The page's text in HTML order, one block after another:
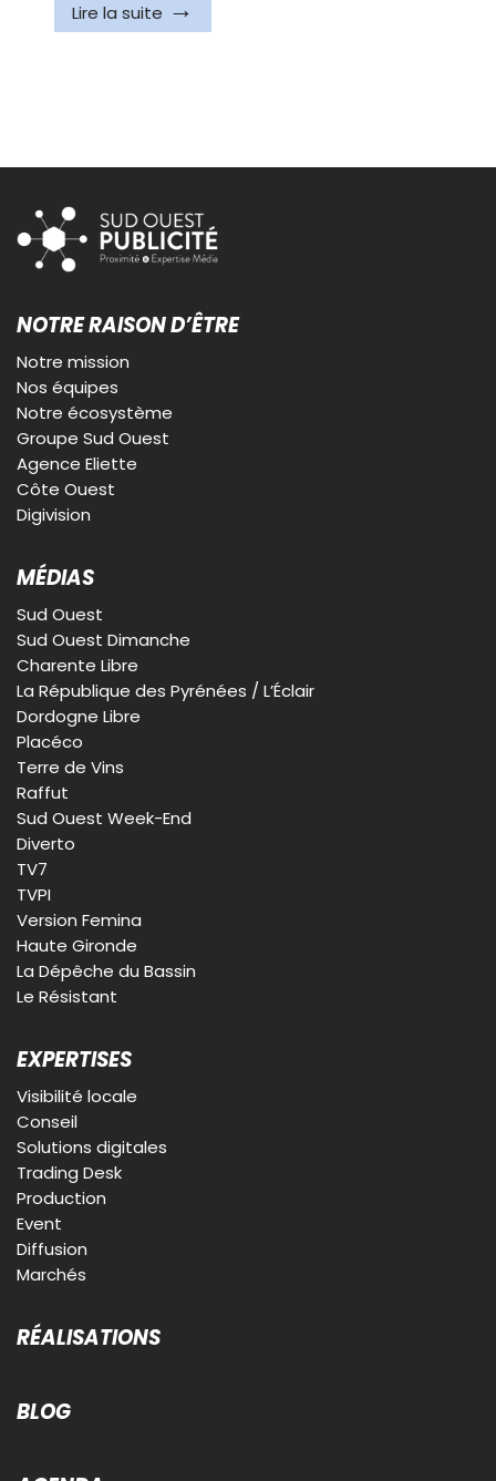
Lire la suite
NOTRE RAISON D’ÊTRE
Notre mission
Nos équipes
Notre écosystème
Groupe Sud Ouest
Agence Eliette
Côte Ouest
Digivision
MÉDIAS
Sud Ouest
Sud Ouest Dimanche
Charente Libre
La République des Pyrénées / L’Éclair
Dordogne Libre
Placéco
Terre de Vins
Raffut
Sud Ouest Week-End
Diverto
TV7
TVPI
Version Femina
Haute Gironde
La Dépêche du Bassin
Le Résistant
EXPERTISES
Visibilité locale
Conseil
Solutions digitales
Trading Desk
Production
Event
Diffusion
Marchés
RÉALISATIONS
BLOG